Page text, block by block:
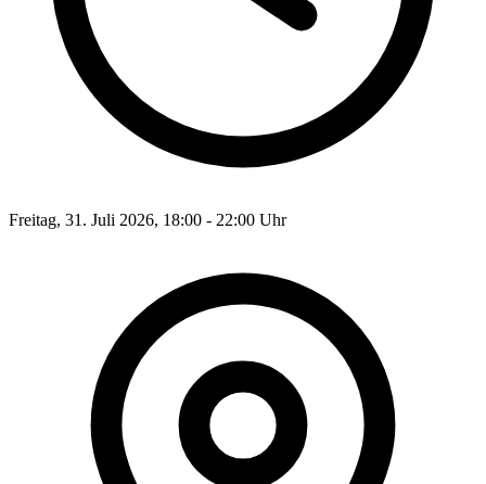
Freitag, 31. Juli 2026, 18:00 - 22:00 Uhr